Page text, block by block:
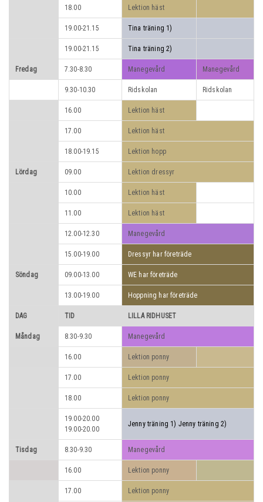
18.00 Lektion häst
19.00-21.15 Tina träning 1)
19.00-21.15 Tina träning 2)
Fredag 7.30-8.30 Manegevård Manegevård
9.30-10.30 Ridskolan Ridskolan
16.00 Lektion häst
17.00 Lektion häst
18.00-19.15 Lektion hopp
Lördag 09.00 Lektion dressyr
10.00 Lektion häst
11.00 Lektion häst
12.00-12.30 Manegevård
15.00-19.00 Dressyr har företräde
Söndag 09.00-13.00 WE har företräde
13.00-19.00 Hoppning har företräde
DAG TID LILLA RIDHUSET
Måndag 8.30-9.30 Manegevård
16.00 Lektion ponny
17.00 Lektion ponny
18.00 Lektion ponny
19.00-20.00
19.00-20.00
Jenny träning 1) Jenny träning 2)
Tisdag 8.30-9.30 Manegevård
16.00 Lektion ponny
17.00 Lektion ponny